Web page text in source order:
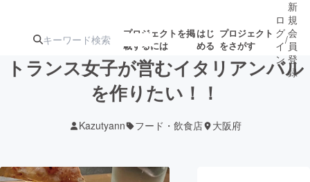
プロジェクトを掲
載するには
はじ
める
プロジェクト
をさがす
ターン
ジェクト
募集終了が近いプ
ロジェクト
ロ
グ
イ
ン
/
新
規
会
員
登
録
トランス女子が営むイタリアンバル
を作りたい！！
Kazutyann フード・飲食店 大阪府